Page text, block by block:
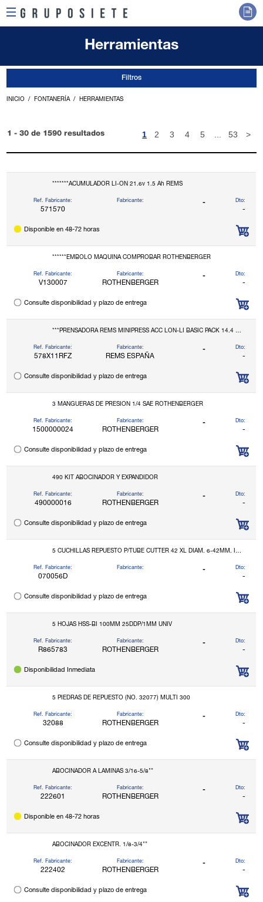
Herramientas
Filtros
INICIO FONTANERÍA HERRAMIENTAS
1 - 30 de 1590 resultados 1 2 3 4 5 53 >
*******ACUMULADOR LI-ON 21.6v 1.5 Ah REMS
Ref. Fabricante:
571570
Fabricante: - Dto:
-
Disponible en 48-72 horas
******EMBOLO MAQUINA COMPROBAR ROTHENBERGER
Ref. Fabricante:
V130007
Fabricante:
ROTHENBERGER
- Dto:
-
Consulte disponibilidad y plazo de entrega
***PRENSADORA REMS MINIPRESS ACC LON-LI BASIC PACK 14.4 V ( Rfz ) LBOX
Ref. Fabricante:
578X11RFZ
Fabricante:
REMS ESPAÑA
- Dto:
-
Consulte disponibilidad y plazo de entrega
3 MANGUERAS DE PRESION 1/4 SAE ROTHENBERGER
Ref. Fabricante:
1500000024
Fabricante:
ROTHENBERGER
- Dto:
-
Consulte disponibilidad y plazo de entrega
490 KIT ABOCINADOR Y EXPANDIDOR
Ref. Fabricante:
490000016
Fabricante:
ROTHENBERGER
- Dto:
-
Consulte disponibilidad y plazo de entrega
5 CUCHILLAS REPUESTO P/TUBE CUTTER 42 XL DIAM. 6-42MM. INOX
Ref. Fabricante:
070056D
Fabricante: - Dto:
-
Consulte disponibilidad y plazo de entrega
5 HOJAS HSS-BI 100MM 25DDP/1MM UNIV
Ref. Fabricante:
R865783
Fabricante:
ROTHENBERGER
- Dto:
-
Disponibilidad Inmediata
5 PIEDRAS DE REPUESTO (NO. 32077) MULTI 300
Ref. Fabricante:
32088
Fabricante:
ROTHENBERGER
- Dto:
-
Consulte disponibilidad y plazo de entrega
ABOCINADOR A LAMINAS 3/16-5/8""
Ref. Fabricante:
222601
Fabricante:
ROTHENBERGER
- Dto:
-
Disponible en 48-72 horas
ABOCINADOR EXCENTR. 1/8-3/4""
Ref. Fabricante:
222402
Fabricante:
ROTHENBERGER
- Dto:
-
Consulte disponibilidad y plazo de entrega